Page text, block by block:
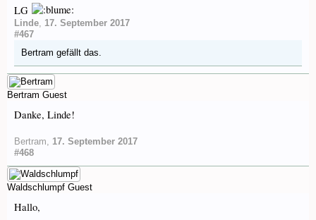
LG
Linde, 17. September 2017
#467
Bertram gefällt das.
Bertram Guest
Danke, Linde!
Bertram, 17. September 2017
#468
Waldschlumpf Guest
Hallo,